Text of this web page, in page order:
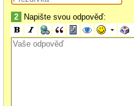
2 Napište svou odpověď: